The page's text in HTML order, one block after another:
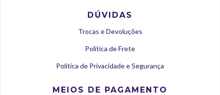
DÚVIDAS
Trocas e Devoluções
Política de Frete
Política de Privacidade e Segurança
MEIOS DE PAGAMENTO